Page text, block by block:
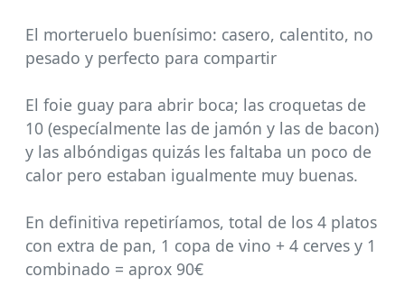
El morteruelo buenísimo: casero, calentito, no
pesado y perfecto para compartir
El foie guay para abrir boca; las croquetas de
10 (especíalmente las de jamón y las de bacon)
y las albóndigas quizás les faltaba un poco de
calor pero estaban igualmente muy buenas.
En definitiva repetiríamos, total de los 4 platos
con extra de pan, 1 copa de vino + 4 cerves y 1
combinado = aprox 90€